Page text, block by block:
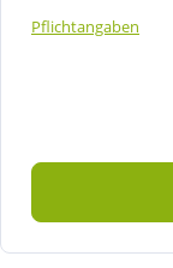
Pflichtangaben